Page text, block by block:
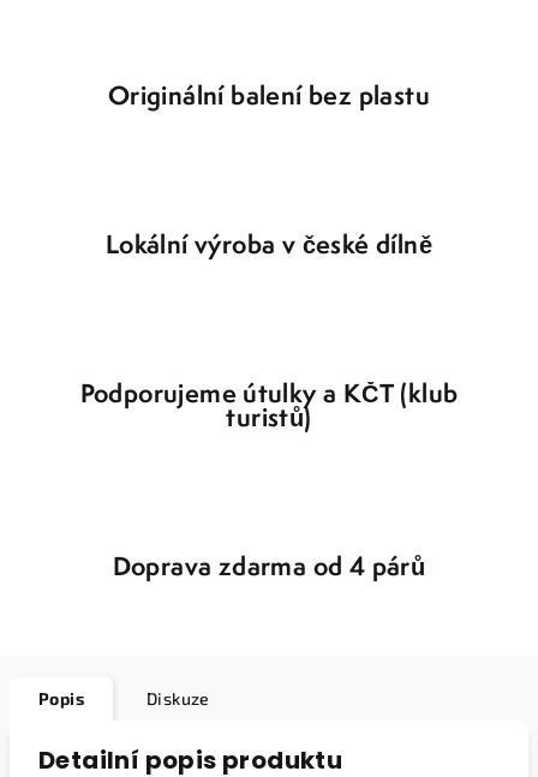
Originální balení bez plastu
Lokální výroba v české dílně
Podporujeme útulky a KČT (klub
turistů)
Doprava zdarma od 4 párů
Popis Diskuze
Detailní popis produktu